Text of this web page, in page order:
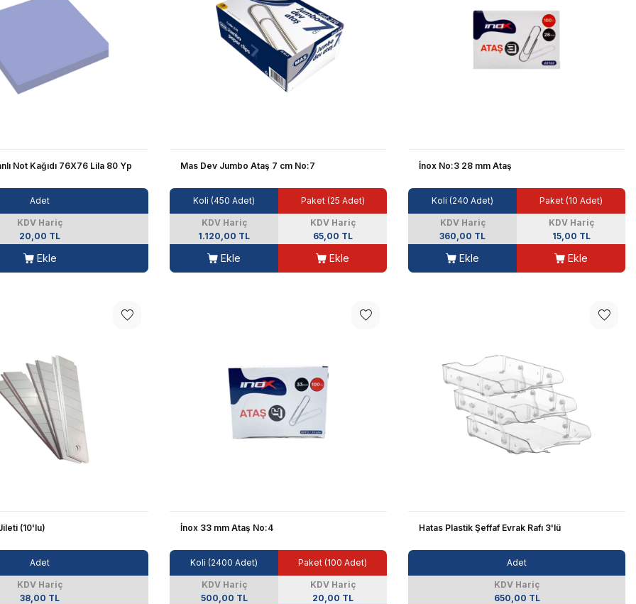
Not Kağıdı 76X76 Lila 80 Yp
Adet
KDV Hariç
20,00 TL
Ekle
Mas Dev Jumbo Ataş 7 cm No:7
Koli (450 Adet)
KDV Hariç
1.120,00 TL
Ekle
Paket (25 Adet)
KDV Hariç
65,00 TL
Ekle
İnox No:3 28 mm Ataş
Koli (240 Adet)
KDV Hariç
360,00 TL
Ekle
Paket (10 Adet)
KDV Hariç
15,00 TL
Ekle
(10'lu)
Adet
KDV Hariç
38,00 TL
İnox 33 mm Ataş No:4
Koli (2400 Adet)
KDV Hariç
500,00 TL
Paket (100 Adet)
KDV Hariç
20,00 TL
Hatas Plastik Şeffaf Evrak Rafı 3'lü
Adet
KDV Hariç
650,00 TL